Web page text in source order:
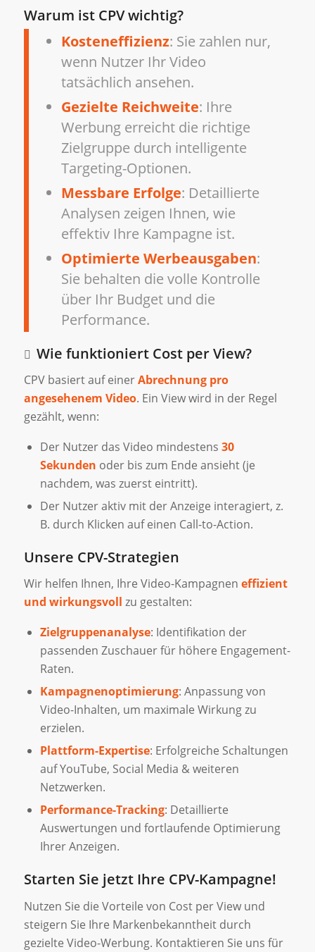
Warum ist CPV wichtig?
Kosteneffizienz: Sie zahlen nur,
wenn Nutzer Ihr Video
tatsächlich ansehen.
Gezielte Reichweite: Ihre
Werbung erreicht die richtige
Zielgruppe durch intelligente
Targeting-Optionen.
Messbare Erfolge: Detaillierte
Analysen zeigen Ihnen, wie
effektiv Ihre Kampagne ist.
Optimierte Werbeausgaben:
Sie behalten die volle Kontrolle
über Ihr Budget und die
Performance.
Wie funktioniert Cost per View?
CPV basiert auf einerAbrechnung pro
angesehenem Video. Ein View wird in der Regel
gezählt, wenn:
Der Nutzer das Video mindestens 30
Sekunden oder bis zum Ende ansieht (je
nachdem, was zuerst eintritt).
Der Nutzer aktiv mit der Anzeige interagiert, z.
B. durch Klicken auf einen Call-to-Action.
Unsere CPV-Strategien
Wir helfen Ihnen, Ihre Video-Kampagnen effizient
und wirkungsvoll zu gestalten:
Zielgruppenanalyse: Identifikation der
passenden Zuschauer für höhere Engagement-
Raten.
Kampagnenoptimierung: Anpassung von
Video-Inhalten, um maximale Wirkung zu
erzielen.
Plattform-Expertise: Erfolgreiche Schaltungen
auf YouTube, Social Media & weiteren
Netzwerken.
Performance-Tracking: Detaillierte
Auswertungen und fortlaufende Optimierung
Ihrer Anzeigen.
Starten Sie jetzt Ihre CPV-Kampagne!
Nutzen Sie die Vorteile von Cost per View und
steigern Sie Ihre Markenbekanntheit durch
gezielte Video-Werbung. Kontaktieren Sie uns für